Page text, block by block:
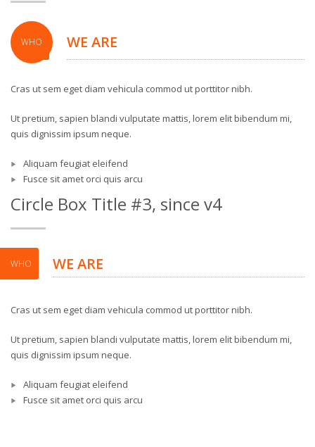
WHO WE ARE
Cras ut sem eget diam vehicula commod ut porttitor nibh.
Ut pretium, sapien blandi vulputate mattis, lorem elit bibendum mi,
quis dignissim ipsum neque.
Aliquam feugiat eleifend
Fusce sit amet orci quis arcu
Circle Box Title #3, since v4
WHO WE ARE
Cras ut sem eget diam vehicula commod ut porttitor nibh.
Ut pretium, sapien blandi vulputate mattis, lorem elit bibendum mi,
quis dignissim ipsum neque.
Aliquam feugiat eleifend
Fusce sit amet orci quis arcu